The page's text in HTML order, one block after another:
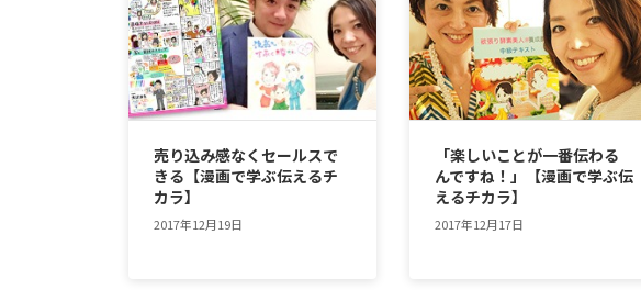
売り込み感なくセールスで
きる【漫画で学ぶ伝えるチ
カラ】
2017年12月19日
「楽しいことが一番伝わる
んですね！」【漫画で学ぶ伝
えるチカラ】
2017年12月17日